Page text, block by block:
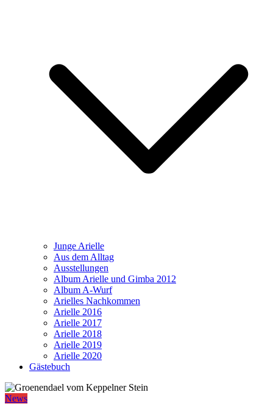
Junge Arielle
Aus dem Alltag
Ausstellungen
Album Arielle und Gimba 2012
Album A-Wurf
Arielles Nachkommen
Arielle 2016
Arielle 2017
Arielle 2018
Arielle 2019
Arielle 2020
Gästebuch
News